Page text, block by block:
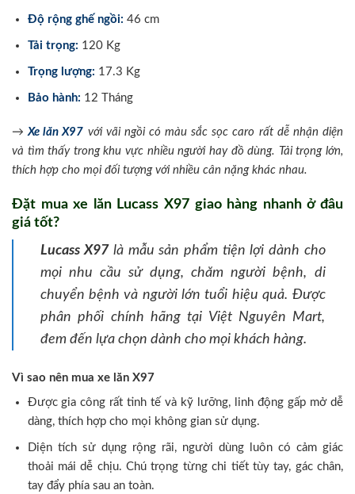
Độ rộng ghế ngồi: 46 cm
Tải trọng: 120 Kg
Trọng lượng: 17.3 Kg
Bảo hành: 12 Tháng
→Xe lăn X97 với vãi ngồi có màu sắc sọc caro rất dễ nhận diện
và tìm thấy trong khu vực nhiều người hay đồ dùng. Tải trọng lớn,
thích hợp cho mọi đối tượng với nhiều cân nặng khác nhau.
Đặt mua xe lăn Lucass X97 giao hàng nhanh ở đâu
giá tốt?
Lucass X97 là mẫu sản phẩm tiện lợi dành cho
mọi nhu cầu sử dụng, chăm người bệnh, di
chuyển bệnh và người lớn tuổi hiệu quả. Được
phân phối chính hãng tại Việt Nguyên Mart,
đem đến lựa chọn dành cho mọi khách hàng.
Vì sao nên mua xe lăn X97
Được gia công rất tinh tế và kỹ lưỡng, linh động gấp mở dễ
dàng, thích hợp cho mọi không gian sử dụng.
Diện tích sử dụng rộng rãi, người dùng luôn có cảm giác
thoải mái dễ chịu. Chú trọng từng chi tiết tùy tay, gác chân,
tay đẩy phía sau an toàn.